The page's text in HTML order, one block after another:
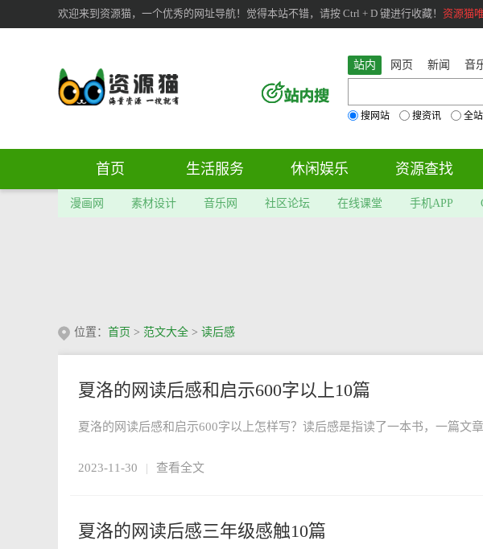
欢迎来到资源猫，一个优秀的网址导航！觉得本站不错，请按 Ctrl + D 键进行收藏！ 资源猫
站内 网页 新闻 音
搜网站 搜资讯 全
首页 生活服务 休闲娱乐 资源查找
漫画网 素材设计 音乐网 社区论坛 在线课堂 手机APP
位置： 首页 > 范文大全 > 读后感
夏洛的网读后感和启示600字以上10篇
2023-11-30 | 查看全文
夏洛的网读后感三年级感触10篇